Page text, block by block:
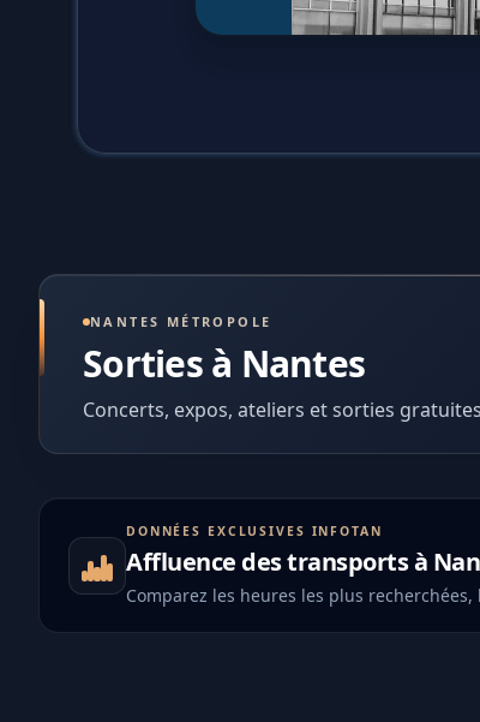
NANTES MÉTROPOLE
Sorties à Nantes
Concerts, expos, ateliers et sorties
DONNÉES EXCLUSIVES INFOTAN
Affluence des transports à
Comparez les heures les plus